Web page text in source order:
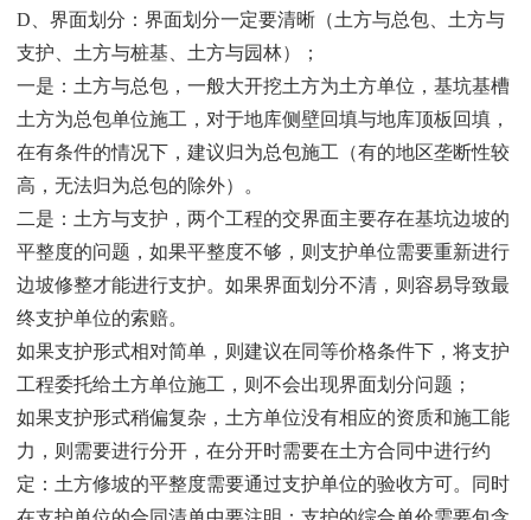
D、界面划分：界面划分一定要清晰（土方与总包、土方与
支护、土方与桩基、土方与园林）；
一是：土方与总包，一般大开挖土方为土方单位，基坑基槽
土方为总包单位施工，对于地库侧壁回填与地库顶板回填，
在有条件的情况下，建议归为总包施工（有的地区垄断性较
高，无法归为总包的除外）。
二是：土方与支护，两个工程的交界面主要存在基坑边坡的
平整度的问题，如果平整度不够，则支护单位需要重新进行
边坡修整才能进行支护。如果界面划分不清，则容易导致最
终支护单位的索赔。
如果支护形式相对简单，则建议在同等价格条件下，将支护
工程委托给土方单位施工，则不会出现界面划分问题；
如果支护形式稍偏复杂，土方单位没有相应的资质和施工能
力，则需要进行分开，在分开时需要在土方合同中进行约
定：土方修坡的平整度需要通过支护单位的验收方可。同时